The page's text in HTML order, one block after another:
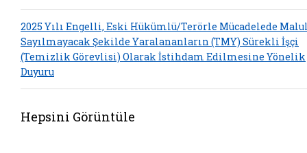
2025 Yılı Engelli, Eski Hükümlü/Terörle Mücadelede
Sayılmayacak Şekilde Yaralananların (TMY) Sürekli İşçi
(Temizlik Görevlisi) Olarak İstihdam Edilmesine Yönelik
Duyuru
Hepsini Görüntüle